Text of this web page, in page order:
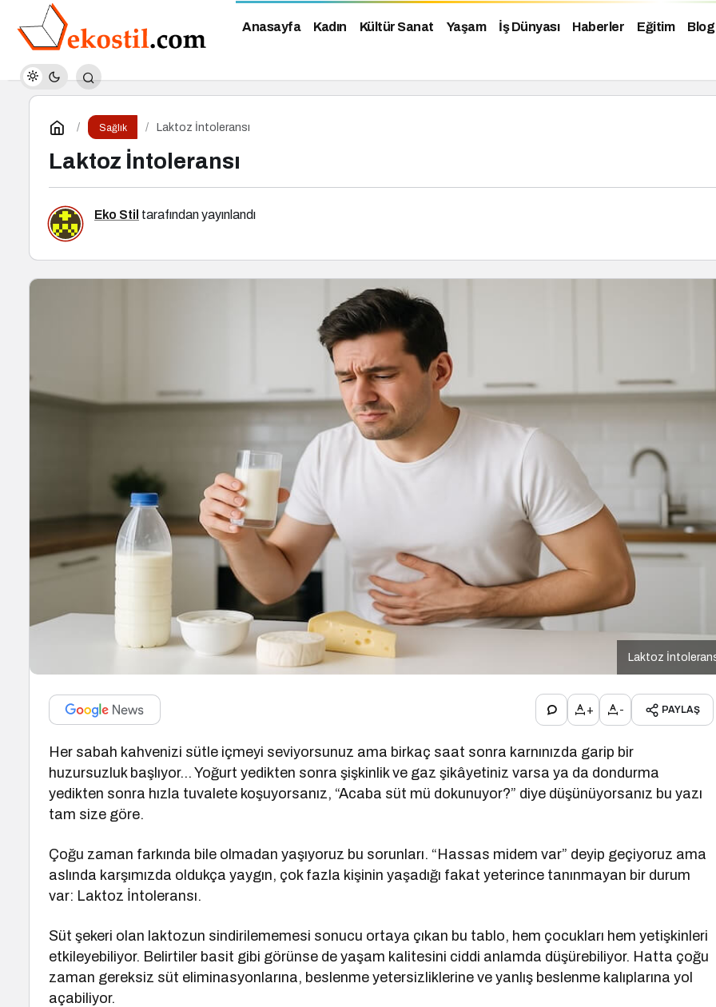
Anasayfa Kadın Kültür Sanat Yaşam İş Dünyası Haberler Eğitim Blog
Sağlık Laktoz İntoleransı
Laktoz İntoleransı
Eko Stil tarafından yayınlandı
Laktoz
+ - PAYLAŞ
Her sabah kahvenizi sütle içmeyi seviyorsunuz ama birkaç saat sonra karnınızda garip bir
huzursuzluk başlıyor… Yoğurt yedikten sonra şişkinlik ve gaz şikâyetiniz varsa ya da dondurma
yedikten sonra hızla tuvalete koşuyorsanız, “Acaba süt mü dokunuyor?” diye düşünüyorsanız bu yazı
tam size göre.
Çoğu zaman farkında bile olmadan yaşıyoruz bu sorunları. “Hassas midem var” deyip geçiyoruz ama
aslında karşımızda oldukça yaygın, çok fazla kişinin yaşadığı fakat yeterince tanınmayan bir durum
var: Laktoz İntoleransı.
Süt şekeri olan laktozun sindirilememesi sonucu ortaya çıkan bu tablo, hem çocukları hem yetişkinleri
etkileyebiliyor. Belirtiler basit gibi görünse de yaşam kalitesini ciddi anlamda düşürebiliyor. Hatta çoğu
zaman gereksiz süt eliminasyonlarına, beslenme yetersizliklerine ve yanlış beslenme kalıplarına yol
açabiliyor.